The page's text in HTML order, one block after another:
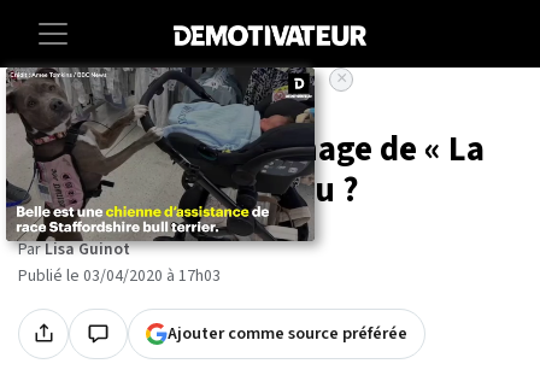
Accueil Entertainment Quiz
Quiz : Quel personnage de « La
Casa de Papel » es-tu ?
ParLisa Guinot
Publié le 03/04/2020 à 17h03
Ajouter comme source préférée
×